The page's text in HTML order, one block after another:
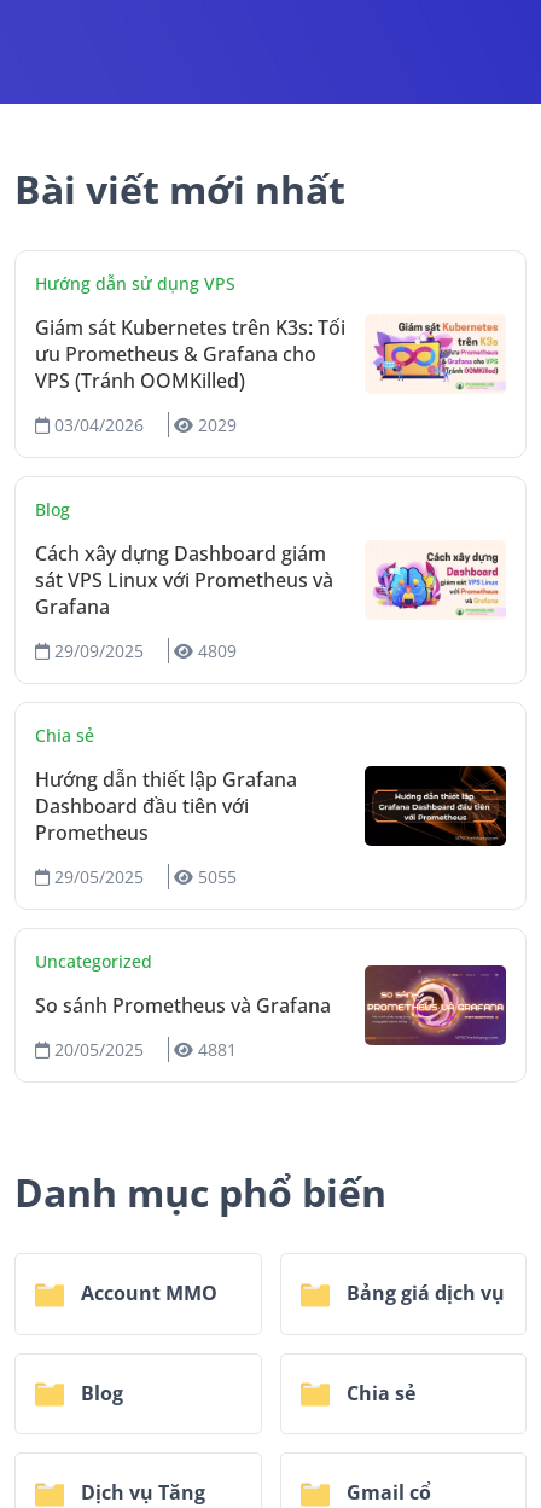
Bài viết mới nhất
Hướng dẫn sử dụng VPS
Giám sát Kubernetes trên K3s: Tối
ưu Prometheus & Grafana cho
VPS (Tránh OOMKilled)
03/04/2026 2029
Blog
Cách xây dựng Dashboard giám
sát VPS Linux với Prometheus và
Grafana
29/09/2025 4809
Chia sẻ
Hướng dẫn thiết lập Grafana
Dashboard đầu tiên với
Prometheus
29/05/2025 5055
Uncategorized
So sánh Prometheus và Grafana
20/05/2025 4881
Danh mục phổ biến
Account MMO Bảng giá dịch vụ
Blog Chia sẻ
Dịch vụ Tăng Gmail cổ